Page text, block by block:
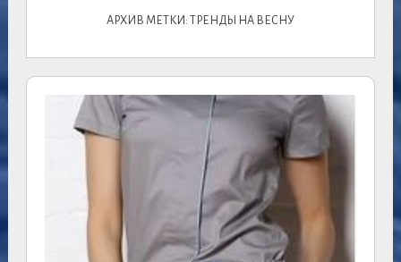
АРХИВ МЕТКИ: ТРЕНДЫ НА ВЕСНУ